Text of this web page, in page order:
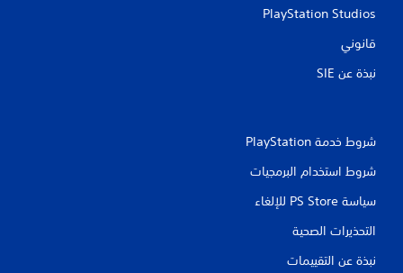
PlayStation Studios
قانوني
نبذة عن SIE‏
شروط خدمة PlayStation‏
شروط استخدام البرمجيات
سياسة PS Store للإلغاء
التحذيرات الصحية
نبذة عن التقييمات